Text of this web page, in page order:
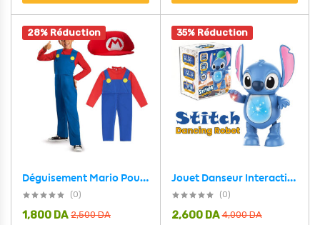
28% Réduction
Déguisement Mario Pour Enfants 3-8 ans
(0)
2,500DA
1,800 DA
35% Réduction
Jouet Danseur Interactif Musical Stitch avec Lumières – لعبة ستيتش الراقصة
(0)
4,000DA
2,600 DA